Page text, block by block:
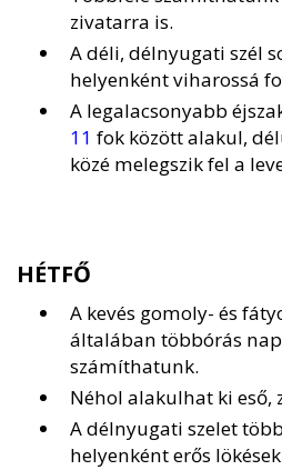
zivatarra is.
A déli, délnyugati szél
helyenként viharossá
A legalacsonyabb
11 fok között alakul,
közé melegszik fel a
HÉTFŐ
A kevés gomoly- és
általában többórás
számíthatunk.
Néhol alakulhat ki eső,
A délnyugati szelet
helyenként erős